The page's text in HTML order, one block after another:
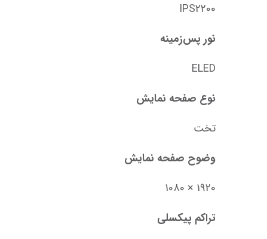
IPS2200
نور پس‌زمینه
ELED
نوع صفحه نمایش
تخت
وضوح صفحه نمایش
1920 × 1080
تراکم پیکسلی